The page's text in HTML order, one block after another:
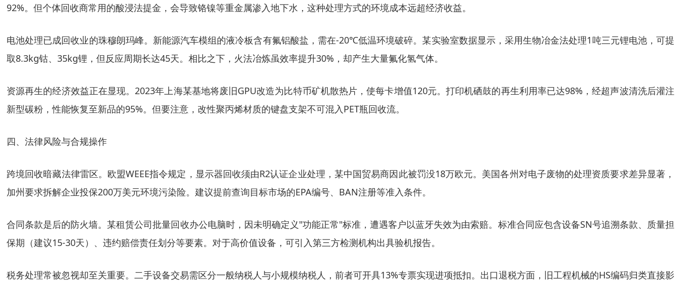
92%。但个体回收商常用的酸浸法提金，会导致铬镍等重金属渗入地下水，这种处理方式的环境成本远超经济收益。
电池处理已成回收业的珠穆朗玛峰。新能源汽车模组的液冷板含有氟铝酸盐，需在-20℃低温环境破碎。某实验室数据显示，采用生物冶金法处理1吨三元锂电池，可提
取8.3kg钴、35kg锂，但反应周期长达45天。相比之下，火法冶炼虽效率提升30%，却产生大量氟化氢气体。
资源再生的经济效益正在显现。2023年上海某基地将废旧GPU改造为比特币矿机散热片，使每卡增值120元。打印机硒鼓的再生利用率已达98%，经超声波清洗后灌注
新型碳粉，性能恢复至新品的95%。但要注意，改性聚丙烯材质的键盘支架不可混入PET瓶回收流。
四、法律风险与合规操作
跨境回收暗藏法律雷区。欧盟WEEE指令规定，显示器回收须由R2认证企业处理，某中国贸易商因此被罚没18万欧元。美国各州对电子废物的处理资质要求差异显著，
加州要求拆解企业投保200万美元环境污染险。建议提前查询目标市场的EPA编号、BAN注册等准入条件。
合同条款是后的防火墙。某租赁公司批量回收办公电脑时，因未明确定义"功能正常"标准，遭遇客户以蓝牙失效为由索赔。标准合同应包含设备SN号追溯条款、质量担
保期（建议15-30天）、违约赔偿责任划分等要素。对于高价值设备，可引入第三方检测机构出具验机报告。
税务处理常被忽视却至关重要。二手设备交易需区分一般纳税人与小规模纳税人，前者可开具13%专票实现进项抵扣。出口退税方面，旧工程机械的HS编码归类直接影